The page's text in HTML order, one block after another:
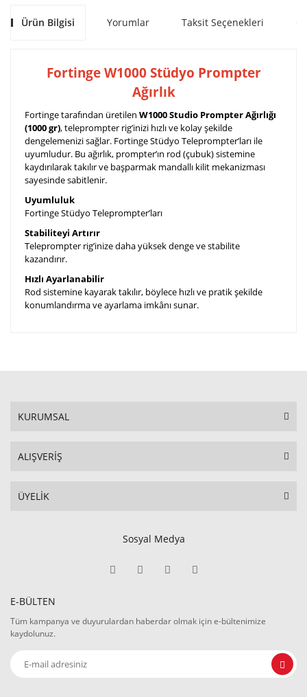
Ürün Bilgisi Yorumlar Taksit Seçenekleri
Fortinge W1000 Stüdyo Prompter
Ağırlık
Fortinge tarafından üretilen W1000 Studio Prompter Ağırlığı
(1000 gr), teleprompter rig’inizi hızlı ve kolay şekilde
dengelemenizi sağlar. Fortinge Stüdyo Teleprompter’ları ile
uyumludur. Bu ağırlık, prompter’ın rod (çubuk) sistemine
kaydırılarak takılır ve başparmak mandallı kilit mekanizması
sayesinde sabitlenir.
Uyumluluk
Fortinge Stüdyo Teleprompter’ları
Stabiliteyi Artırır
Teleprompter rig’inize daha yüksek denge ve stabilite
kazandırır.
Hızlı Ayarlanabilir
Rod sistemine kayarak takılır, böylece hızlı ve pratik şekilde
konumlandırma ve ayarlama imkânı sunar.
KURUMSAL
ALIŞVERİŞ
ÜYELİK
Sosyal Medya
E-BÜLTEN
Tüm kampanya ve duyurulardan haberdar olmak için e-bültenimize
kaydolunuz.